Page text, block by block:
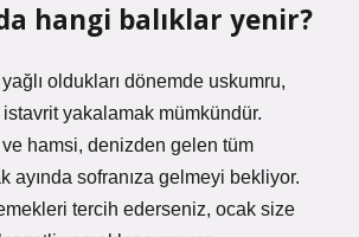
hangi balıklar yenir?
oldukları dönemde uskumru,
istavrit yakalamak mümkündür.
hamsi, denizden gelen tüm
ayında sofranıza gelmeyi bekliyor.
tercih ederseniz, ocak size